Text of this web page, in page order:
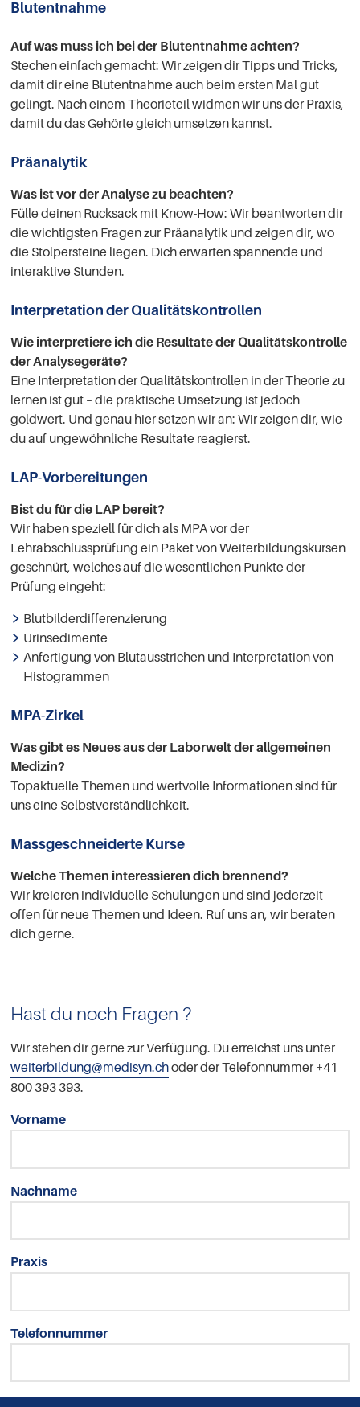
Blutentnahme
Auf was muss ich bei der Blutentnahme achten?
Stechen einfach gemacht: Wir zeigen dir Tipps und Tricks,
damit dir eine Blutentnahme auch beim ersten Mal gut
gelingt. Nach einem Theorieteil widmen wir uns der Praxis,
damit du das Gehörte gleich umsetzen kannst.
Präanalytik
Was ist vor der Analyse zu beachten?
Fülle deinen Rucksack mit Know-How: Wir beantworten dir
die wichtigsten Fragen zur Präanalytik und zeigen dir, wo
die Stolpersteine liegen. Dich erwarten spannende und
interaktive Stunden.
Interpretation der Qualitätskontrollen
Wie interpretiere ich die Resultate der Qualitätskontrolle
der Analysegeräte?
Eine Interpretation der Qualitätskontrollen in der Theorie zu
lernen ist gut – die praktische Umsetzung ist jedoch
goldwert. Und genau hier setzen wir an: Wir zeigen dir, wie
du auf ungewöhnliche Resultate reagierst.
LAP-Vorbereitungen
Bist du für die LAP bereit?
Wir haben speziell für dich als MPA vor der
Lehrabschlussprüfung ein Paket von Weiterbildungskursen
geschnürt, welches auf die wesentlichen Punkte der
Prüfung eingeht:
Blutbilderdifferenzierung
Urinsedimente
Anfertigung von Blutausstrichen und Interpretation von
Histogrammen
MPA-Zirkel
Was gibt es Neues aus der Laborwelt der allgemeinen
Medizin?
Topaktuelle Themen und wertvolle Informationen sind für
uns eine Selbstverständlichkeit.
Massgeschneiderte Kurse
Welche Themen interessieren dich brennend?
Wir kreieren individuelle Schulungen und sind jederzeit
offen für neue Themen und Ideen. Ruf uns an, wir beraten
dich gerne.
Hast du noch Fragen ?
Wir stehen dir gerne zur Verfügung. Du erreichst uns unter
weiterbildung@medisyn.choder der Telefonnummer +41
800 393 393.
Vorname
Nachname
Praxis
Telefonnummer